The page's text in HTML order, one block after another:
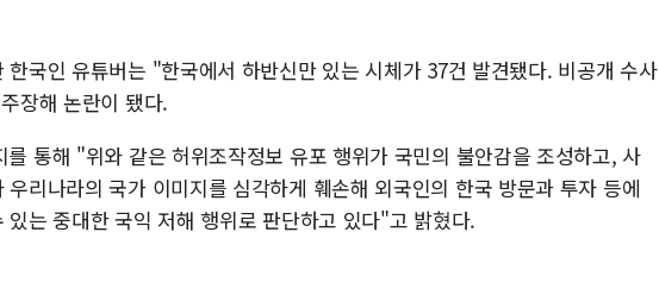
국인 유튜버는 "한국에서 하반신만 있는 시체가 37건 발견됐다. 비공개 수사
장해 논란이 됐다.
를 통해 "위와 같은 허위조작정보 유포 행위가 국민의 불안감을 조성하고, 사
리나라의 국가 이미지를 심각하게 훼손해 외국인의 한국 방문과 투자 등에
는 중대한 국익 저해 행위로 판단하고 있다"고 밝혔다.